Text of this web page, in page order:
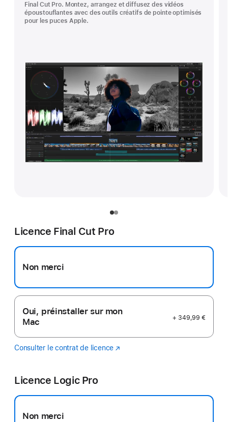
Final Cut Pro. Montez, arrangez et diffusez des vidéos
époustouflantes avec des outils créatifs de pointe optimisés
pour les puces Apple.
Licence Final Cut Pro
Non merci
Oui, préinstaller sur mon
Mac
+ 349,99 €
Consulter le contrat de licence Final
(s’ouvre
Licence Logic Pro
Non merci